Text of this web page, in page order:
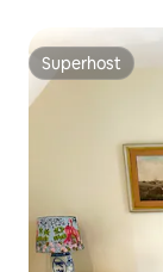
Superhost
Superhost